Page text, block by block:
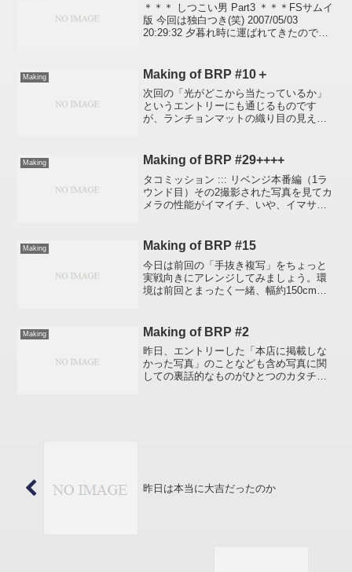
＊＊＊ しつこい男 Part3 ＊＊＊FSサムイ
版 今回は独白つき(笑) 2007/05/03
20:29:32 夕暮れ時に運ばれてきたのでと
してんじゃん(￣_￣|||...
Making Making of BRP #10＋
次回の「光がどこから当たっているか」
というエントリーにも通じるものです
が、ランチョンマットの織り目の見え方
それぞれの写真をクリックしドラッグし
て横一列に並べるとわかりや...
Making Making of BRP #29++++
タコミッション ::: リベンジ本番編（1ラ
ウンド目）その2撮影された写真を見てカ
メラの性能がイマイチ、いや、イマサン
（四隅）の画像が流れる 広角側で使用す
ると左上角が...
Making Making of BRP #15
今日は前回の「手抜き複写」をちょっと
実戦向きにアレンジしてみましょう。環
境は前回とまったく一緒、幅約150cmの
回は白い厚手の紙（幅30cmぐらい）も用
意します。被写体...
Making Making of BRP #2
昨日、エントリーした「本店に掲載しな
かった写真」のことなども含め写真に関
しての裏話的なものがひとつのカタチに
昨日は本当に大吉だったのか